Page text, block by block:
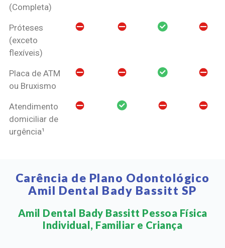
(Completa)
Próteses
(exceto
flexíveis)
Placa de ATM
ou Bruxismo
Atendimento
domiciliar de
urgência¹
Carência de Plano Odontológico
Amil Dental Bady Bassitt SP
Amil Dental Bady Bassitt Pessoa Física
Individual, Familiar e Criança​